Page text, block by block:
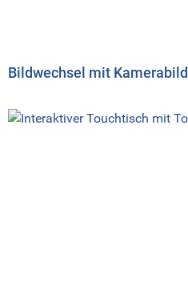
Bildwechsel mit Kamerabild